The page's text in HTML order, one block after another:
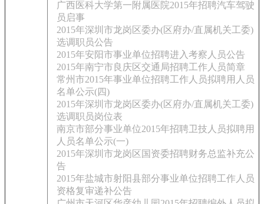
广西医科大学第一附属医院2015年招聘汽车驾驶
员启事
2015年深圳市龙岗区委办(区府办/直属机关工委)
选调职员公告
2015年安阳市事业单位招聘进入考察人员公告
2015年南宁市良庆区交通局招聘工作人员简章
常州市2015年事业单位招聘工作人员拟聘用人员
名单公示(四)
2015年深圳市龙岗区委办(区府办/直属机关工委)
选调职员岗位表
南京市部分事业单位2015年招聘卫技人员拟聘用
人员名单公示(一)
2015年深圳市龙岗区国资委招聘财务总监补充公
告
2015年盐城市射阳县部分事业单位招聘工作人员
资格复审递补公告